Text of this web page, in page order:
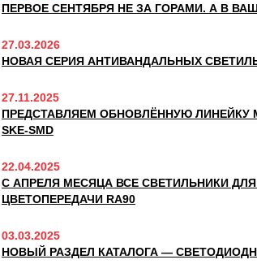
ПЕРВОЕ СЕНТЯБРЯ НЕ ЗА ГОРАМИ. А В
27.03.2026
НОВАЯ СЕРИЯ АНТИВАНДАЛЬНЫХ
27.11.2025
ПРЕДСТАВЛЯЕМ ОБНОВЛЁННУЮ ЛИНЕЙКУ
SKE-SMD
22.04.2025
С АПРЕЛЯ МЕСЯЦА ВСЕ СВЕТИЛЬНИКИ
ЦВЕТОПЕРЕДАЧИ RA90
03.03.2025
НОВЫЙ РАЗДЕЛ КАТАЛОГА —